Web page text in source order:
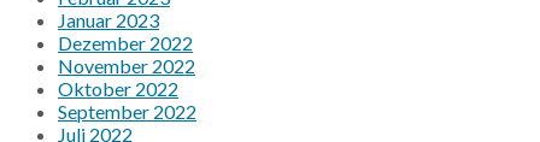
Januar 2023
Dezember 2022
November 2022
Oktober 2022
September 2022
Juli 2022